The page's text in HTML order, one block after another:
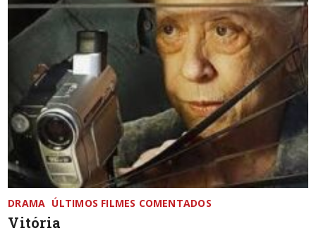
DRAMA ÚLTIMOS FILMES COMENTADOS
Vitória